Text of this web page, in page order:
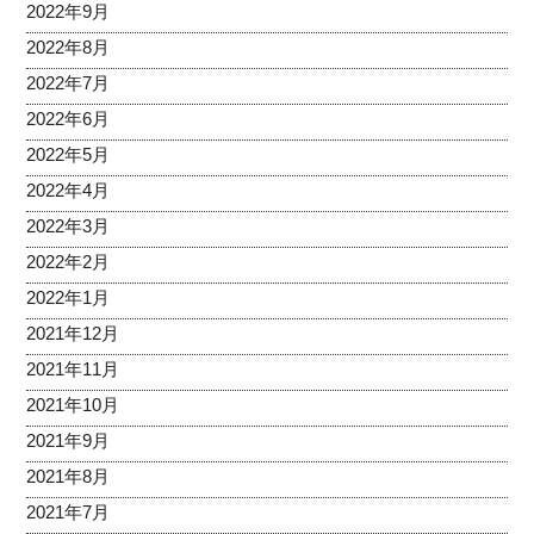
2022年9月
2022年8月
2022年7月
2022年6月
2022年5月
2022年4月
2022年3月
2022年2月
2022年1月
2021年12月
2021年11月
2021年10月
2021年9月
2021年8月
2021年7月